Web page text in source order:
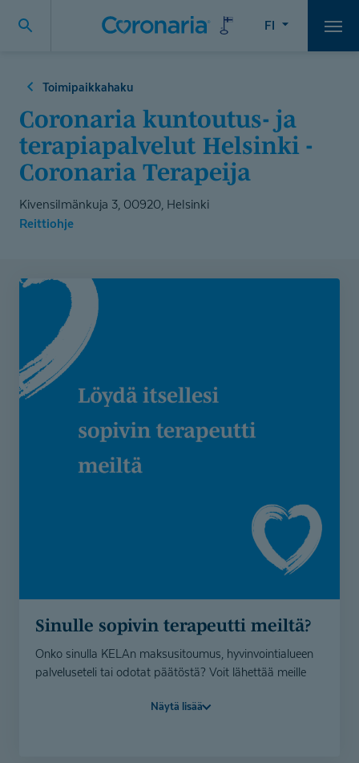
FI
Toimipaikkahaku
Coronaria kuntoutus- ja
terapiapalvelut Helsinki -
Coronaria Terapeija
Kivensilmänkuja 3, 00920, Helsinki
Reittiohje
Sinulle sopivin terapeutti meiltä?
Onko sinulla KELAn maksusitoumus, hyvinvointialueen
palveluseteli tai odotat päätöstä? Voit lähettää meille
sopivan terapeutin valmiiksi.
Näytä lisää